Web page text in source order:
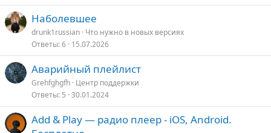
Наболевшее
drunk1russian Что нужно в новых версияx
Ответы 6 15.07.2026
Аварийный плейлист
Grehfghgfh Центр поддержки
Ответы 5 30.01.2024
Add & Play — радио плеер - iOS, Android.